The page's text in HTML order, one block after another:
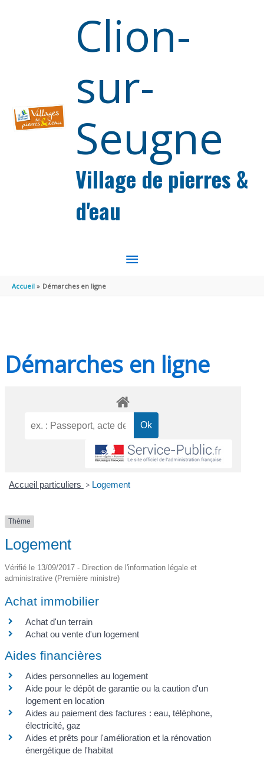
Clion-
sur-
Seugne
Village de pierres &
d'eau
MENU
Accueil Démarches en ligne
Démarches en ligne
Accueil particuliers > Logement
Thème
Logement
Vérifié le 13/09/2017 - Direction de l'information légale et
administrative (Première ministre)
Achat immobilier
Achat d'un terrain
Achat ou vente d'un logement
Aides financières
Aides personnelles au logement
Aide pour le dépôt de garantie ou la caution d'un
logement en location
Aides au paiement des factures : eau, téléphone,
électricité, gaz
Aides et prêts pour l'amélioration et la rénovation
énergétique de l'habitat